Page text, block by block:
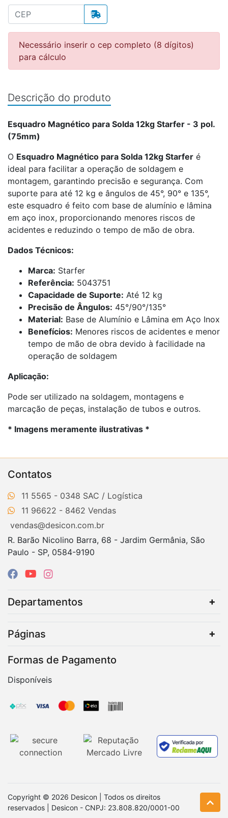
Necessário inserir o cep completo (8 dígitos)
para cálculo
Descrição do produto
Esquadro Magnético para Solda 12kg Starfer - 3 pol.
(75mm)
O Esquadro Magnético para Solda 12kg Starfer é
ideal para facilitar a operação de soldagem e
montagem, garantindo precisão e segurança. Com
suporte para até 12 kg e ângulos de 45°, 90° e 135°,
este esquadro é feito com base de alumínio e lâmina
em aço inox, proporcionando menores riscos de
acidentes e reduzindo o tempo de mão de obra.
Dados Técnicos:
Marca: Starfer
Referência: 5043751
Capacidade de Suporte: Até 12 kg
Precisão de Ângulos: 45°/90°/135°
Material: Base de Alumínio e Lâmina em Aço Inox
Benefícios: Menores riscos de acidentes e menor
tempo de mão de obra devido à facilidade na
operação de soldagem
Aplicação:
Pode ser utilizado na soldagem, montagens e
marcação de peças, instalação de tubos e outros.
* Imagens meramente ilustrativas *
Contatos
11 5565 - 0348
11 96622 - 8462
vendas@desicon.com.br
R. Barão Nicolino Barra, 68 - Jardim Germânia, São
Paulo - SP, 0584-9190
Departamentos
Páginas
Formas de Pagamento
Disponíveis
Copyright © 2026 Desicon | Todos os direitos
reservados | Desicon - CNPJ: 23.808.820/0001-00